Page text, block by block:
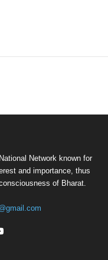
Network known for
and importance, thus
of Bharat.